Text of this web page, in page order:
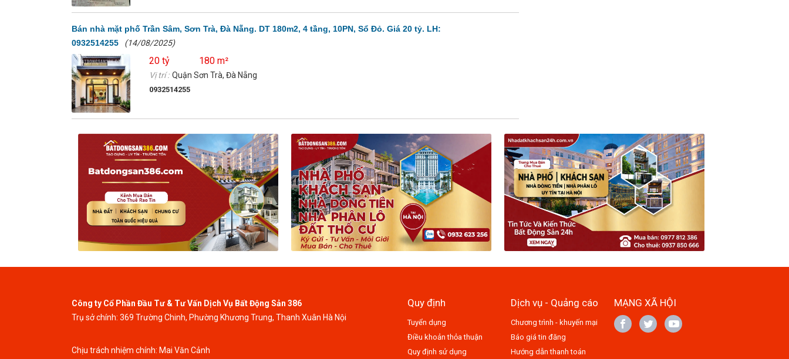
Bán nhà mặt phố Trần Sâm, Sơn Trà, Đà Nẵng. DT 180m2, 4 tầng, 10PN, Sổ Đỏ. Giá 20 tỷ. LH:
0932514255
(14/08/2025)
20 tỷ 180 m²
Vị trí : Quận Sơn Trà, Đà Nẵng
0932514255
Công ty Cổ Phần Đầu Tư & Tư Vấn Dịch Vụ Bất Động Sản 386
Trụ sở chính: 369 Trường Chinh, Phường Khương Trung, Thanh Xuân Hà Nội
Chịu trách nhiệm chính: Mai Văn Cảnh
Quy định
Tuyển dụng
Điều khoản thỏa thuận
Quy định sử dụng
Dịch vụ - Quảng cáo
Chương trình - khuyến mại
Báo giá tin đăng
Hướng dẫn thanh toán
MẠNG XÃ HỘI